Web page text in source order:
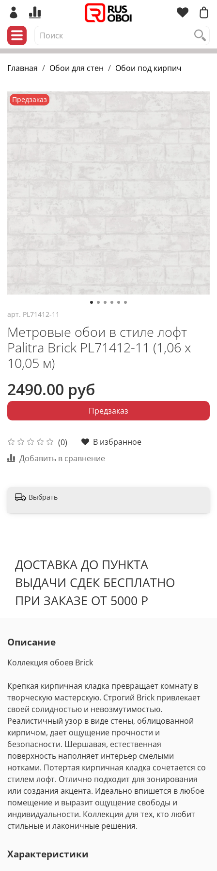
Главная Обои для стен Обои под кирпич
Предзаказ
арт. PL71412-11
Метровые обои в стиле лофт
Palitra Brick PL71412-11 (1,06 х
10,05 м)
(0)
В избранное
Добавить в сравнение
2490.00 руб
Предзаказ
Выбрать
ДОСТАВКА ДО ПУНКТА
ВЫДАЧИ СДЕК БЕСПЛАТНО
ПРИ ЗАКАЗЕ ОТ 5000 Р
Описание
Коллекция обоев Brick
Крепкая кирпичная кладка превращает комнату в
творческую мастерскую. Строгий Brick привлекает
своей солидностью и невозмутимостью.
Реалистичный узор в виде стены, облицованной
кирпичом, дает ощущение прочности и
безопасности. Шершавая, естественная
поверхность наполняет интерьер смелыми
нотками. Потертая кирпичная кладка сочетается со
стилем лофт. Отлично подходит для зонирования
или создания акцента. Идеально впишется в любое
помещение и выразит ощущение свободы и
индивидуальности. Коллекция для тех, кто любит
стильные и лаконичные решения.
Характеристики